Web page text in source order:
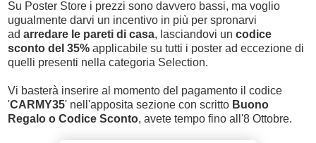
Su Poster Store i prezzi sono davvero bassi, ma voglio
ugualmente darvi un incentivo in più per spronarvi
ad arredare le pareti di casa, lasciandovi un codice
sconto del 35% applicabile su tutti i poster ad eccezione di
quelli presenti nella categoria Selection.
Vi basterà inserire al momento del pagamento il codice
'CARMY35' nell'apposita sezione con scritto Buono
Regalo o Codice Sconto, avete tempo fino all'8 Ottobre.